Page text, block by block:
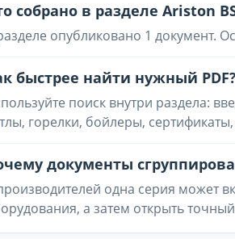
собрано в разделе Ariston
опубликовано 1 документ.
быстрее найти нужный PDF?
поиск внутри раздела:
горелки, бойлеры,
документы
одна серия может
а затем открыть